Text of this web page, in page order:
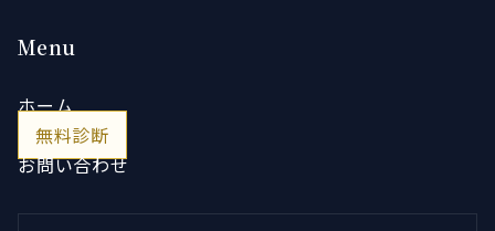
Menu
ホーム
無料診断
お問い合わせ